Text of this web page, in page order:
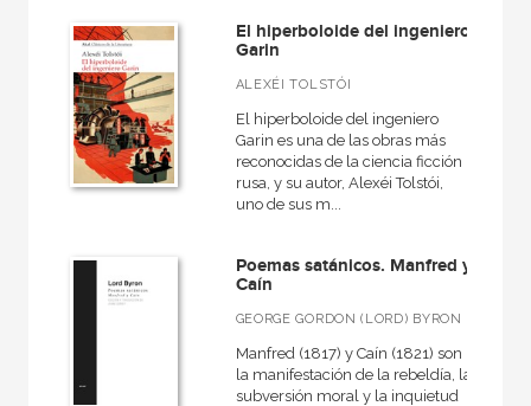
Teoría literaria
Moderna
Lingüística
Narrativa
Historia de la literatura
El hiperboloide del ingeniero
Garin
ALEXÉI TOLSTÓI
El hiperboloide del ingeniero
Garin es una de las obras más
reconocidas de la ciencia ficción
rusa, y su autor, Alexéi Tolstói,
uno de sus m...
Poemas satánicos. Manfred y
Caín
GEORGE GORDON (LORD) BYRON
Manfred (1817) y Caín (1821) son
la manifestación de la rebeldía, la
subversión moral y la inquietud